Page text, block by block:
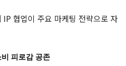
IP 협업이 주요 마케팅 전략으로 자
피로감 공존